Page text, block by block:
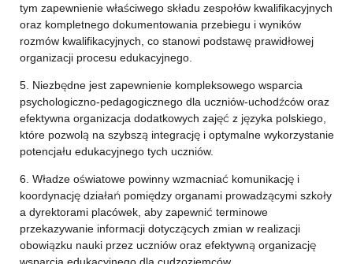
tym zapewnienie właściwego składu zespołów kwalifikacyjnych
oraz kompletnego dokumentowania przebiegu i wyników
rozmów kwalifikacyjnych, co stanowi podstawę prawidłowej
organizacji procesu edukacyjnego.
5. Niezbędne jest zapewnienie kompleksowego wsparcia
psychologiczno-pedagogicznego dla uczniów-uchodźców oraz
efektywna organizacja dodatkowych zajęć z języka polskiego,
które pozwolą na szybszą integrację i optymalne wykorzystanie
potencjału edukacyjnego tych uczniów.
6. Władze oświatowe powinny wzmacniać komunikację i
koordynację działań pomiędzy organami prowadzącymi szkoły
a dyrektorami placówek, aby zapewnić terminowe
przekazywanie informacji dotyczących zmian w realizacji
obowiązku nauki przez uczniów oraz efektywną organizację